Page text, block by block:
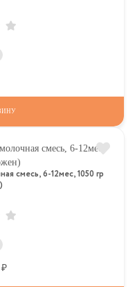
смесь, 6-12мес, 1050 гр
Р